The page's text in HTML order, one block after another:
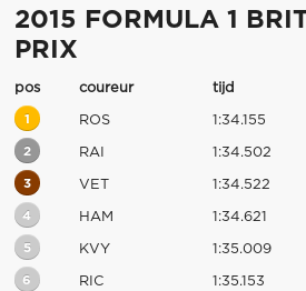
2015 FORMULA 1
PRIX
pos coureur tijd
1 ROS 1:34.155
2 RAI 1:34.502
3 VET 1:34.522
4 HAM 1:34.621
5 KVY 1:35.009
6 RIC 1:35.153